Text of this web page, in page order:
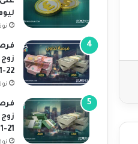
ليوم 25/11/
22-11-2024
21-11-2024